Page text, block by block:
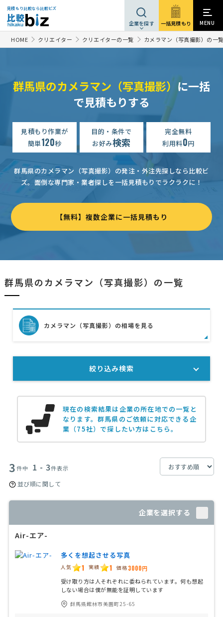
見積もり比較なら比較ビズ
企業を探す 一括見積もり MENU
HOME クリエイター クリエイターの一覧 カメラマン（写真撮影）の一
群馬県のカメラマン（写真撮影） に一括
で見積もりする
見積もり作業が
簡単120秒
目的・条件で
お好み検索
完全無料
利用料0円
群馬県のカメラマン（写真撮影）の発注・外注先探しなら比較ビ
ズ。 面倒な専門家・業者探しを一括見積もりでラクラクに！
【無料】複数企業に一括見積もり
群馬県のカメラマン（写真撮影）の一覧
現在の検索結果は企業の所在地での一覧と
なります。群馬県のご依頼に対応できる企
業（75社）で探したい方はこちら。
3件中 1 - 3件表示
並び順に関して
企業を選択する
Air-エア-
多くを想起させる写真
人気 1 実績 1 価格 3000円
受け取り方は人それぞれに委ねられています。何も想起
しない場合は僕が無能を証明しています
群馬県館林市美園町25-65
カメラマン（写真撮影）の相場を見る
絞り込み検索